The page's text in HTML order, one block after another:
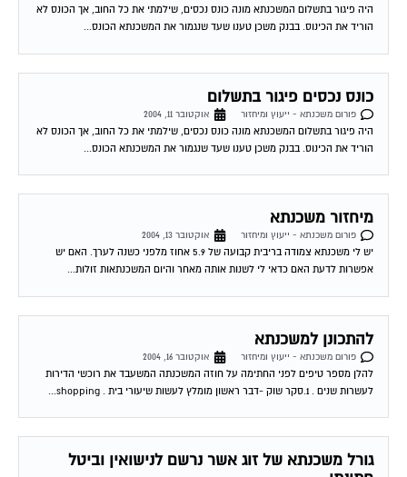
היה פיגור בתשלום המשכנתא מונה כונס נכסים, שילמתי את כל החוב, אך הכונס לא
הוריד את הכינוס. בבנק משכן טענו שעד שנגמור את המשכנתא הכונס...
כונס נכסים פיגור בתשלום
פורום משכנתא - ייעוץ ומיחזור
אוקטובר 11, 2004
היה פיגור בתשלום המשכנתא מונה כונס נכסים, שילמתי את כל החוב, אך הכונס לא
הוריד את הכינוס. בבנק משכן טענו שעד שנגמור את המשכנתא הכונס...
מיחזור משכנתא
פורום משכנתא - ייעוץ ומיחזור
אוקטובר 13, 2004
יש לי משכנתא צמודה בריבית קבועה של 5.9 אחוז מלפני כשנה לערך. האם יש
אפשרות לדעת האם כדאי לי לשנות אותה מאחר והיום המשכנתאות זולות...
להתכונן למשכנתא
פורום משכנתא - ייעוץ ומיחזור
אוקטובר 16, 2004
להלן מספר טיפים לפני החתימה על חוזה המשכנתה המשעבד את רוכשי הדירות
לעשרות שנים . 1.סקר שוק -דבר ראשון מומלץ לעשות שיעורי בית . shopping...
גורל משכנתא של זוג אשר נרשם לנישואין וביטל